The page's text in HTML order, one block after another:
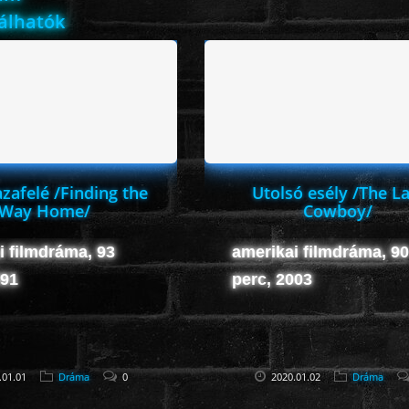
/Finding the
Home/
filmdráma, 93
Dráma 0
Utolsó esély /The
Cowboy/
amerikai filmdráma, 90
perc, 2003
2020.01.02 Dráma